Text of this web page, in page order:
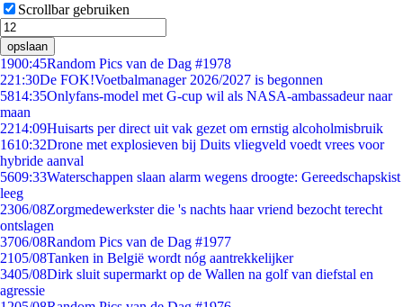
Scrollbar gebruiken
opslaan
1900:45Random Pics van de Dag #1978
221:30De FOK!Voetbalmanager 2026/2027 is begonnen
5814:35Onlyfans-model met G-cup wil als NASA-ambassadeur naar
maan
2214:09Huisarts per direct uit vak gezet om ernstig alcoholmisbruik
1610:32Drone met explosieven bij Duits vliegveld voedt vrees voor
hybride aanval
5609:33Waterschappen slaan alarm wegens droogte: Gereedschapskist
leeg
2306/08Zorgmedewerkster die 's nachts haar vriend bezocht terecht
ontslagen
3706/08Random Pics van de Dag #1977
2105/08Tanken in België wordt nóg aantrekkelijker
3405/08Dirk sluit supermarkt op de Wallen na golf van diefstal en
agressie